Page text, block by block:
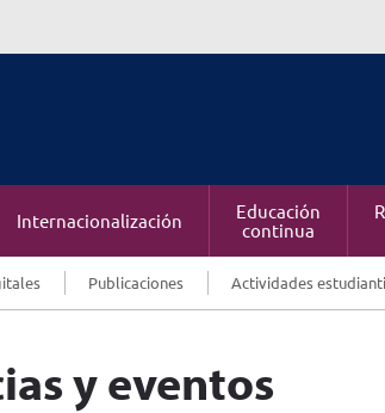
Internacionalización
Educación
continua
Publicaciones Actividades
y eventos